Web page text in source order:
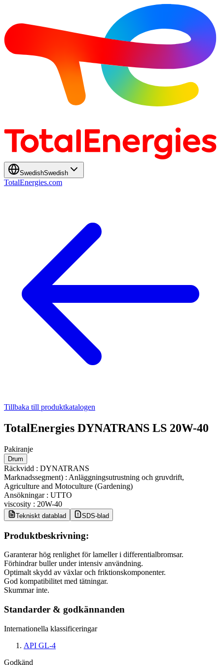
SwedishSwedish
TotalEnergies.com
Tillbaka till produktkatalogen
TotalEnergies DYNATRANS LS 20W-40
Pakiranje
Drum
Räckvidd : DYNATRANS
Marknadssegment) : Anläggningsutrustning och gruvdrift,
Agriculture and Motoculture (Gardening)
Ansökningar: UTTO
viscosity : 20W-40
Tekniskt datablad SDS-blad
Produktbeskrivning:
Garanterar hög renlighet för lameller i differentialbromsar.
Förhindrar buller under intensiv användning.
Optimalt skydd av växlar och friktionskomponenter.
God kompatibilitet med tätningar.
Skummar inte.
Standarder & godkännanden
Internationella klassificeringar
API GL-4
Godkänd